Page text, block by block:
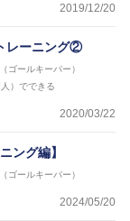
2019/12/20
レーニング②
ゴールキーパー）
）でできる
2020/03/22
ング編】
ゴールキーパー）
2024/05/20